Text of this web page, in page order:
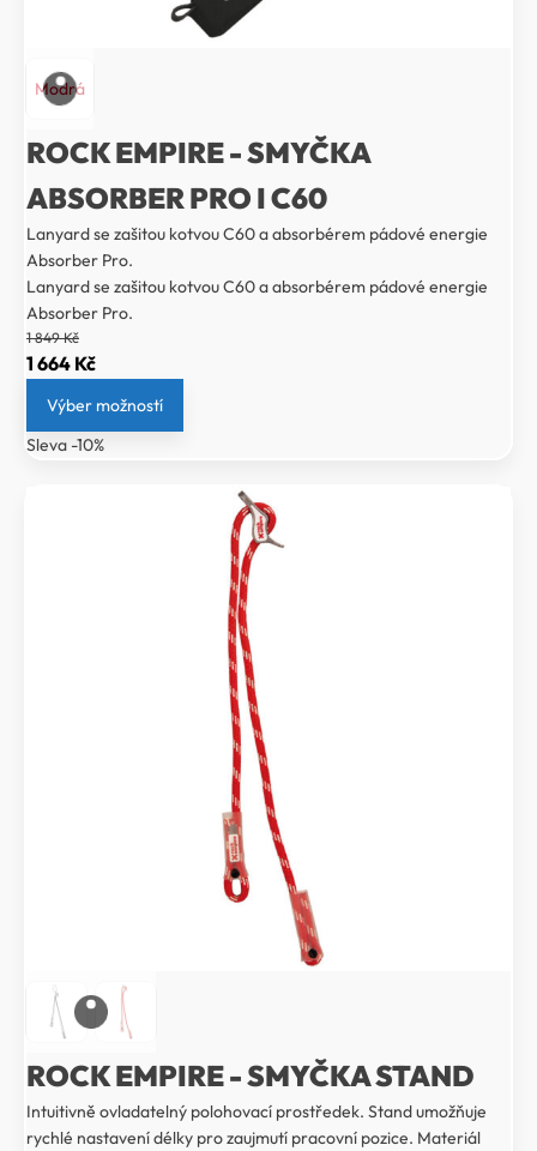
Modrá
ROCK EMPIRE - SMYČKA
ABSORBER PRO I C60
Lanyard se zašitou kotvou C60 a absorbérem pádové energie
Absorber Pro.
Lanyard se zašitou kotvou C60 a absorbérem pádové energie
Absorber Pro.
1 849Kč
Původní
cena
byla:
1
1 664 KčAktuální
cena
1
Výber možností
Sleva -10%
ROCK EMPIRE - SMYČKA STAND
Intuitivně ovladatelný polohovací prostředek. Stand umožňuje
rychlé nastavení délky pro zaujmutí pracovní pozice. Materiál